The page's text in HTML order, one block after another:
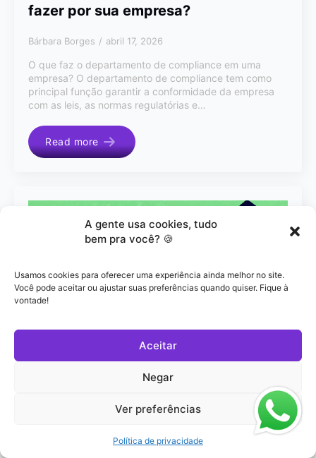
A gente usa cookies, tudo
bem pra você? 🍪
Usamos cookies para oferecer uma experiência ainda melhor no site.
Você pode aceitar ou ajustar suas preferências quando quiser. Fique à
vontade!
Aceitar
Negar
Ver preferências
Política de privacidade
fazer por sua empresa?
Bárbara Borges abril 17, 2026
O que faz o departamento de compliance em uma
empresa? O departamento de compliance tem como
principal função garantir a conformidade da empresa
com as leis, as normas regulatórias e…
Read more
abril 14, 2026
O que é um software de compliance e quais suas
principais funções? Um software de compliance é uma